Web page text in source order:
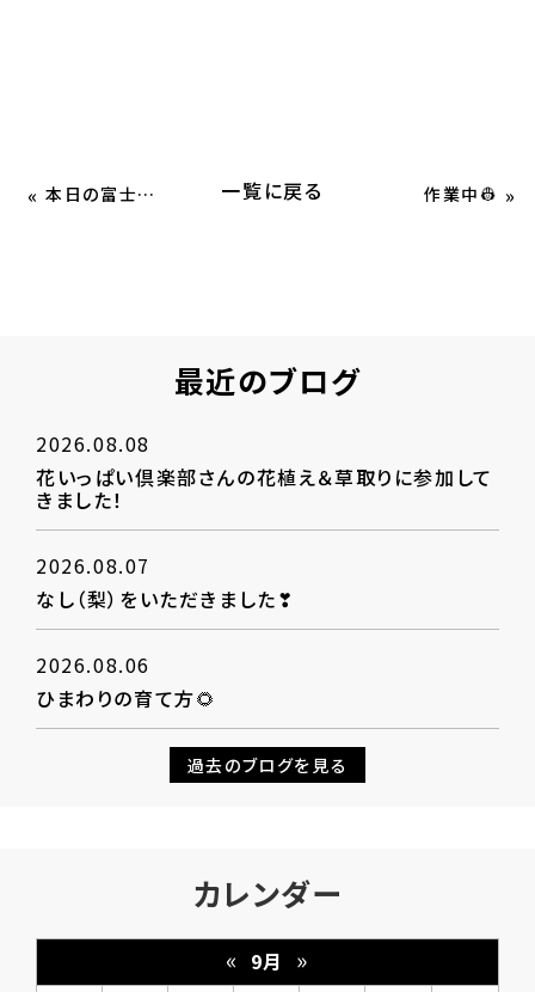
« 本日の富士山🗻 一覧に戻る 作業中👷 »
最近のブログ
2026.08.08
花いっぱい倶楽部さんの花植え＆草取りに参加して
きました！
2026.08.07
なし（梨）をいただきました❣
2026.08.06
ひまわりの育て方🌻
過去のブログを見る
カレンダー
« 9月 »